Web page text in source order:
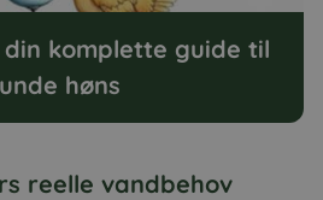
komplette guide til
høns
reelle vandbehov